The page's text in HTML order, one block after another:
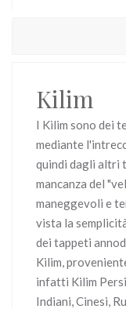
Kilim
I Kilim sono dei
mediante
quindi dagli altri
mancanza del
maneggevoli e
vista la
dei tappeti
Kilim,
infatti Kilim
Indiani, Cinesi,